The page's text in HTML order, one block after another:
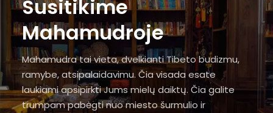
Susitikime
Mahamudroje
Mahamudra tai vieta, dvelkianti Tibeto budizmu,
ramybe, atsipalaidavimu. Čia visada esate
laukiami apsipirkti Jums mielų daiktų. Čia galite
trumpam pabėgti nuo miesto šurmulio ir